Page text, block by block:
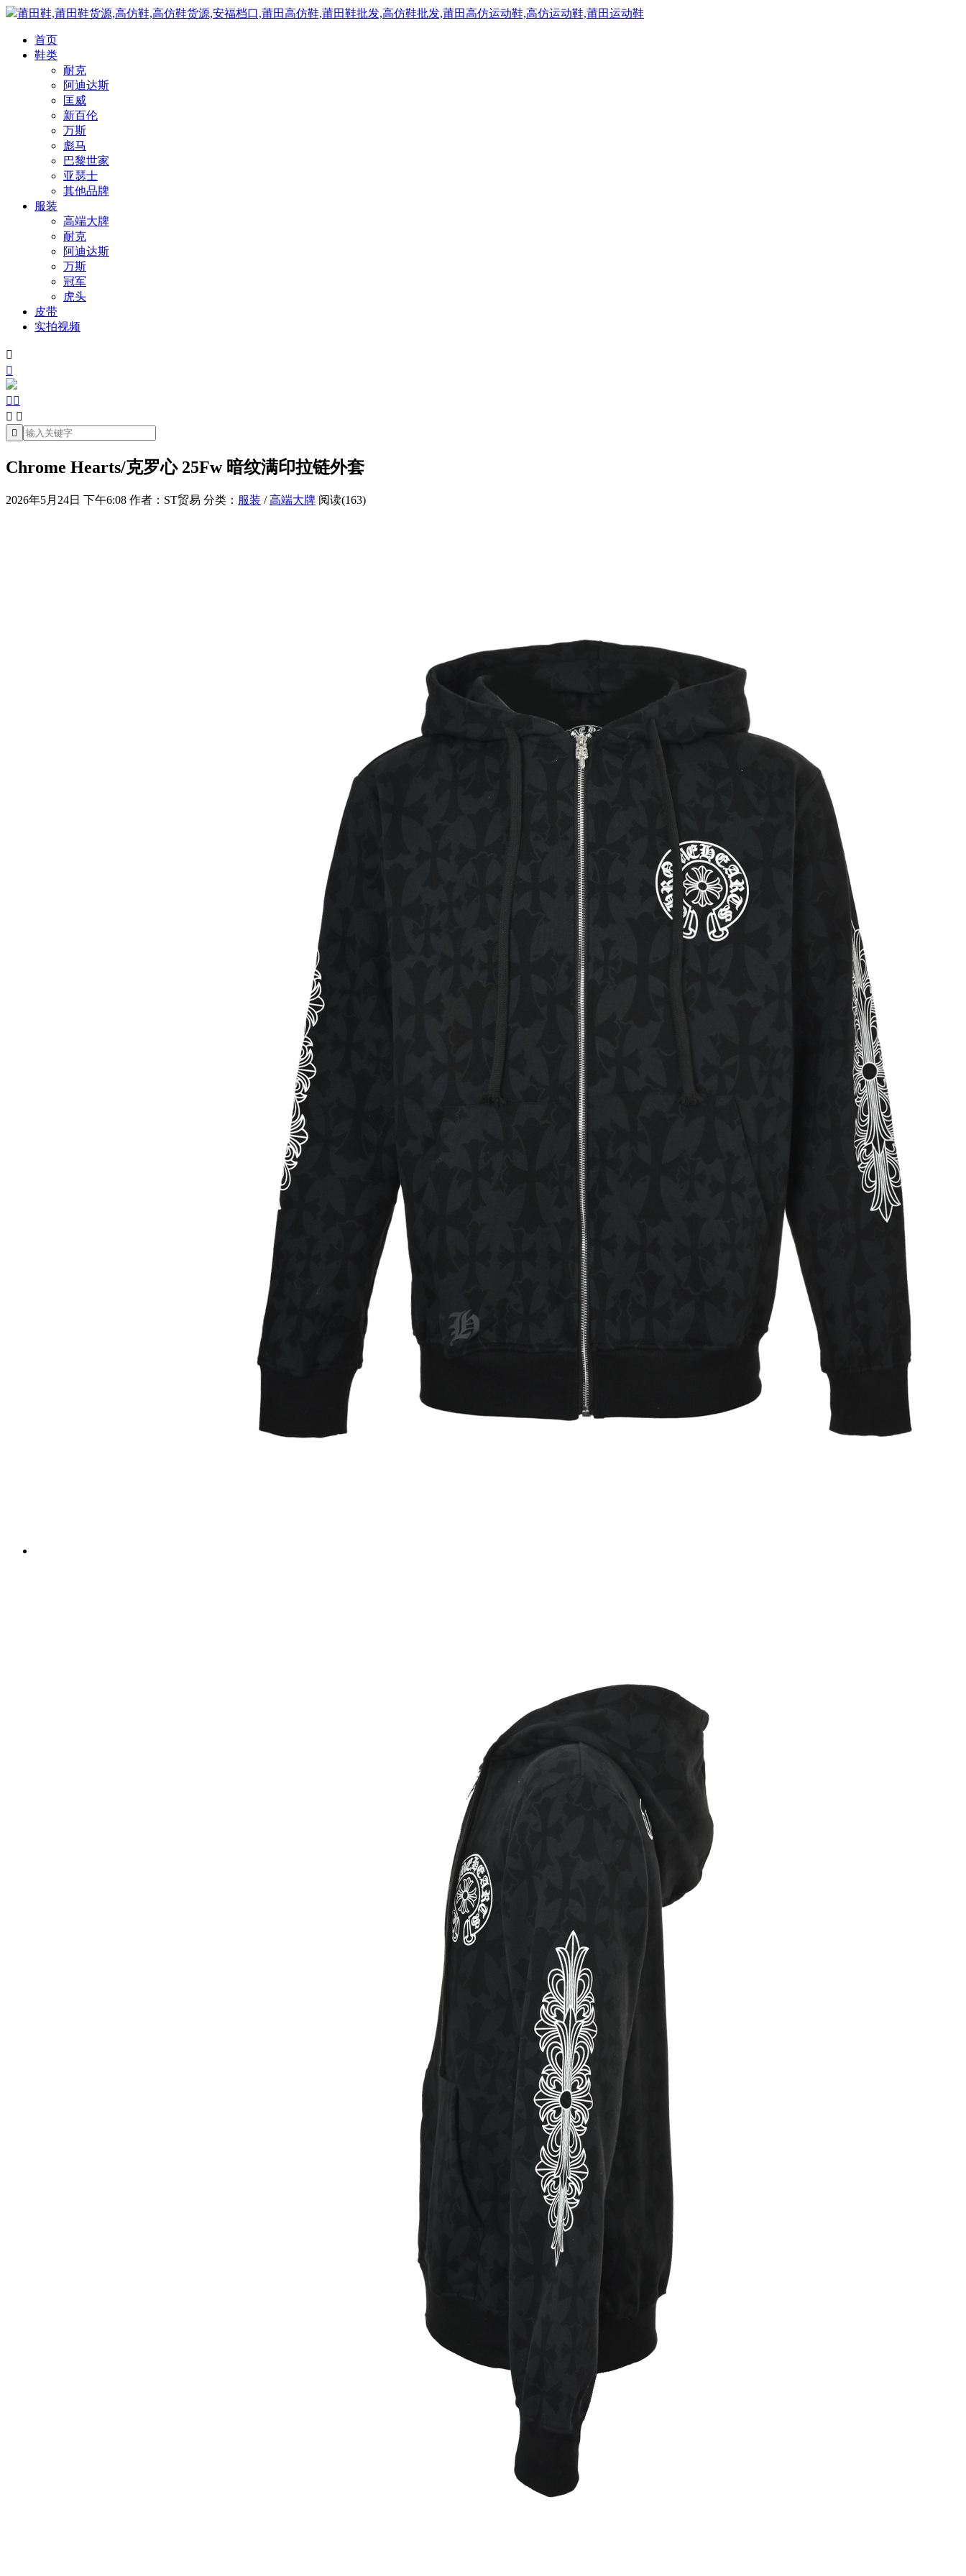
莆田鞋,莆田鞋货源,高仿鞋,高仿鞋货源,安福档口,莆田高仿鞋,莆田鞋批发,高仿鞋批发,莆田高仿运动鞋,高仿运动鞋,莆田运动鞋
首页
鞋类
耐克
阿迪达斯
匡威
新百伦
万斯
彪马
巴黎世家
亚瑟士
其他品牌
服装
高端大牌
耐克
阿迪达斯
万斯
冠军
虎头
皮带
实拍视频


 
 

Chrome Hearts/克罗心 25Fw 暗纹满印拉链外套
2026年5月24日 下午6:08 作者：ST贸易 分类： 服装 /高端大牌 阅读(163)